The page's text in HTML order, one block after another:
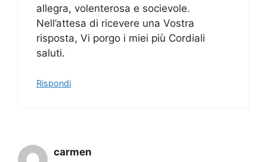
allegra, volenterosa e socievole.
Nell’attesa di ricevere una Vostra
risposta, Vi porgo i miei più Cordiali
saluti.
Rispondi
carmen